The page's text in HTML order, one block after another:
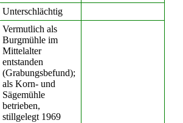
Unterschlächtig
Vermutlich als
Burgmühle im
Mittelalter
entstanden
(Grabungsbefund);
als Korn- und
Sägemühle
betrieben,
stillgelegt 1969